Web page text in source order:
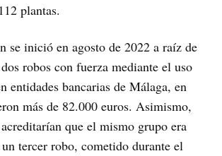
plantas.
se inició en agosto de 2022 a raíz de
robos con fuerza mediante el uso
entidades bancarias de Málaga, en
más de 82.000 euros. Asimismo,
acreditarían que el mismo grupo era
tercer robo, cometido durante el